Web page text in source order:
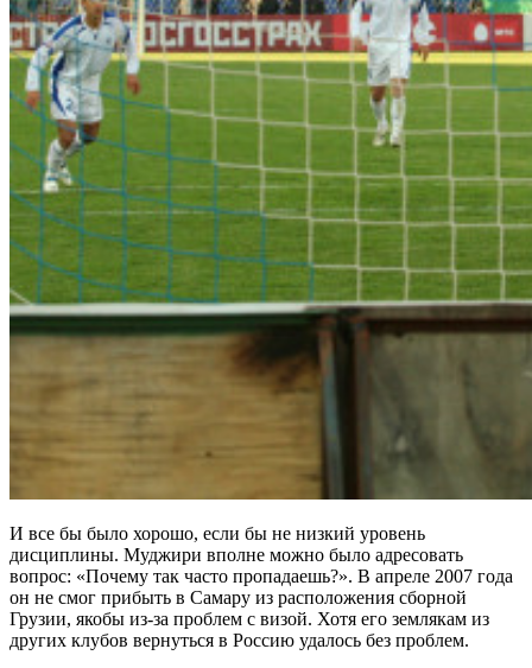
И все бы было хорошо, если бы не низкий уровень
дисциплины. Муджири вполне можно было адресовать
вопрос: «Почему так часто пропадаешь?». В апреле 2007 года
он не смог прибыть в Самару из расположения сборной
Грузии, якобы из-за проблем с визой. Хотя его землякам из
других клубов вернуться в Россию удалось без проблем.